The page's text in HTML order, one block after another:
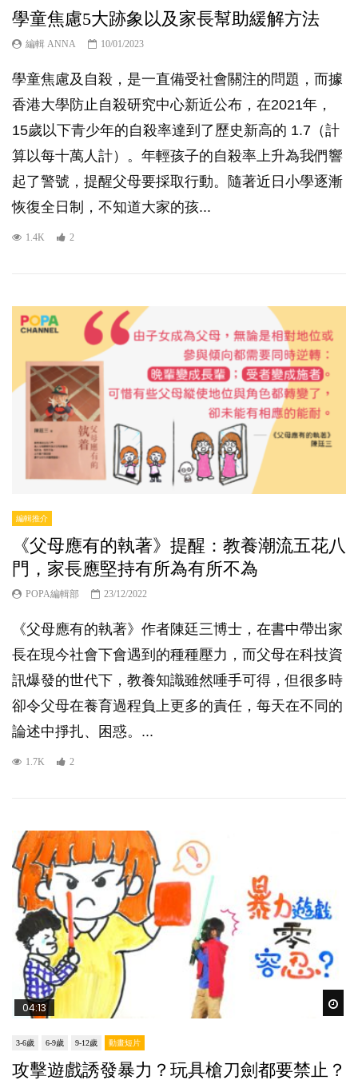
學童焦慮5大跡象以及家長幫助緩解方法
編輯 ANNA 10/01/2023
學童焦慮及自殺，是一直備受社會關注的問題，而據
香港大學防止自殺研究中心新近公布，在2021年，
15歲以下青少年的自殺率達到了歷史新高的 1.7（計
算以每十萬人計）。年輕孩子的自殺率上升為我們響
起了警號，提醒父母要採取行動。隨著近日小學逐漸
恢復全日制，不知道大家的孩...
1.4K 2
編輯推介
《父母應有的執著》提醒：教養潮流五花八
門，家長應堅持有所為有所不為
POPA編輯部 23/12/2022
《父母應有的執著》作者陳廷三博士，在書中帶出家
長在現今社會下會遇到的種種壓力，而父母在科技資
訊爆發的世代下，教養知識雖然唾手可得，但很多時
卻令父母在養育過程負上更多的責任，每天在不同的
論述中掙扎、困惑。...
1.7K 2
04:13
3-6歲 6-9歲 9-12歲 動畫短片
攻擊遊戲誘發暴力？玩具槍刀劍都要禁止？